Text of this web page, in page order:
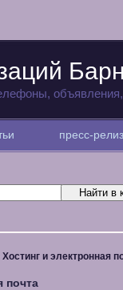
пресс-
Хостинг и электронная
почта